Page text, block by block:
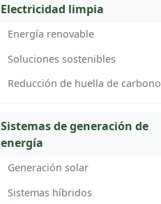
Electricidad limpia
Energía renovable
Soluciones sostenibles
Reducción de huella de carbono
Sistemas de generación de
energía
Generación solar
Sistemas híbridos